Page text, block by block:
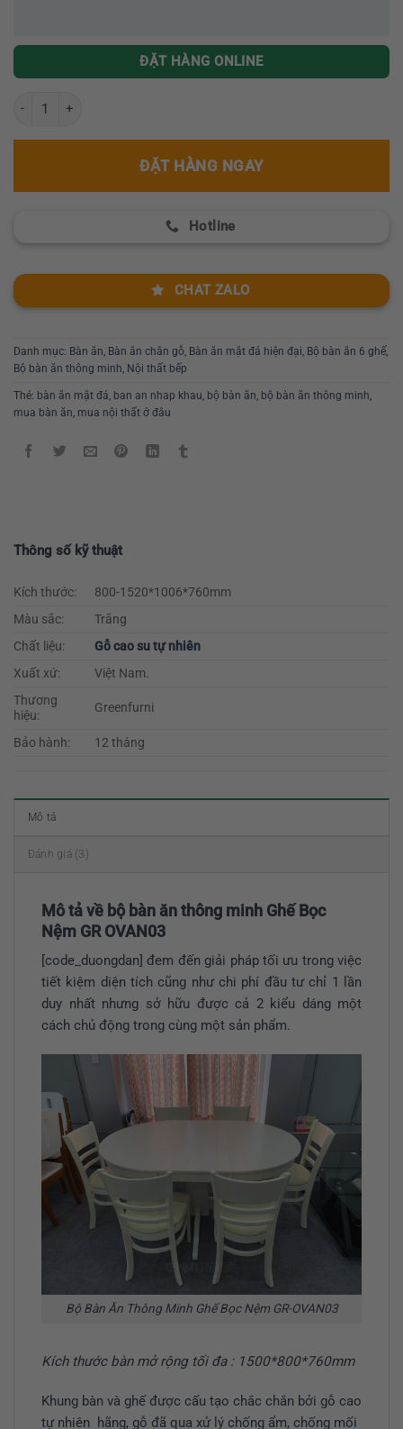
ĐẶT HÀNG ONLINE
ĐẶT HÀNG NGAY
Hotline
CHAT ZALO
Danh mục: Bàn ăn, Bàn ăn chân gỗ, Bàn ăn mặt đá hiện đại, Bộ bàn ăn 6 ghế,
Bộ bàn ăn thông minh, Nội thất bếp
Thẻ: bàn ăn mặt đá, ban an nhap khau, bộ bàn ăn, bộ bàn ăn thông minh,
mua bàn ăn, mua nội thất ở đâu
Thông số kỹ thuật
Kích thước:
800-1520*1006*760mm
Màu sắc:
Trắng
Chất liệu:
Gỗ cao su tự nhiên
Xuất xứ:
Việt Nam.
Thương
hiệu:
Greenfurni
Bảo hành: 12 tháng
Mô tả
Đánh giá (3)
Mô tả về bộ bàn ăn thông minh Ghế Bọc
Nệm GR OVAN03
[code_duongdan] đem đến giải pháp tối ưu trong việc
tiết kiệm diện tích cũng như chi phí đầu tư chỉ 1 lần
duy nhất nhưng sở hữu được cả 2 kiểu dáng một
cách chủ động trong cùng một sản phẩm.
Bộ Bàn Ăn Thông Minh Ghế Bọc Nệm GR-OVAN03
Kích thước bàn mở rộng tối đa : 1500*800*760mm
Khung bàn và ghế được cấu tạo chắc chắn bởi gỗ cao
tự nhiên hãng, gỗ đã qua xử lý chống ẩm, chống mối